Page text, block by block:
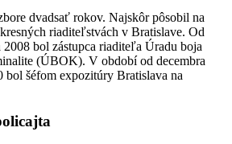
dvadsať rokov. Najskôr pôsobil na
riaditeľstvách v Bratislave. Od
2008 bol zástupca riaditeľa Úradu boja
(ÚBOK). V období od decembra
bol šéfom expozitúry Bratislava na